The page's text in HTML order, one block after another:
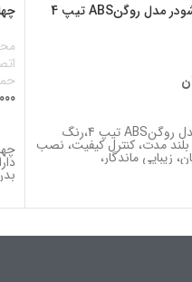
شیر حمام توکار شودر مدل روگنABS تیپ 4
شیر حمام توکار مدل روگنABS تیپ 4،رنگ
بلند مدت، كنترل كيفيت، نصب
زیبایی ماندگار،